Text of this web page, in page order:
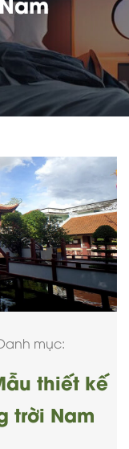
mục:
thiết kế
trời Nam